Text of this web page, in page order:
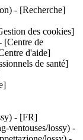
- [Recherche]
des cookies]
[Centre de
d'aide]
de santé]
- [FR]
ventouses/lossy) -